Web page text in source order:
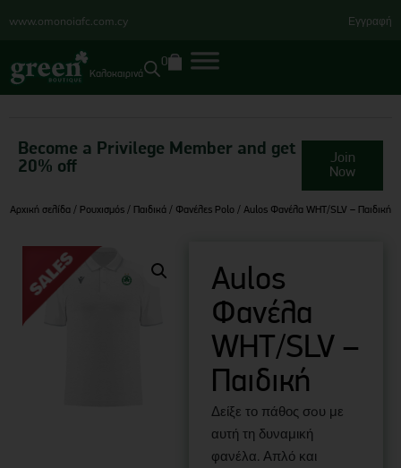
www.omonoiafc.com.cy Εγγραφή
Καλοκαιρινά
0
Become a Privilege Member and get
20% off
Join
Now
Αρχική σελίδα / Ρουχισμός / Παιδικά / Φανέλες Polo / Aulos Φανέλα WHT/SLV – Παιδική
Aulos
Φανέλα
WHT/SLV –
Παιδική
Δείξε το πάθος σoυ με
αυτή τη δυναμική
φανέλα. Απλό και